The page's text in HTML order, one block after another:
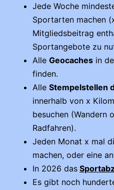
Jede Woche
Sportarten machen
Mitgliedsbeitrag
Sportangebote zu
Alle Geocaches in
finden.
Alle Stempelstellen
innerhalb von x
besuchen (Wandern
Radfahren).
Jeden Monat x mal
machen, oder eine
In 2026 das
Es gibt noch